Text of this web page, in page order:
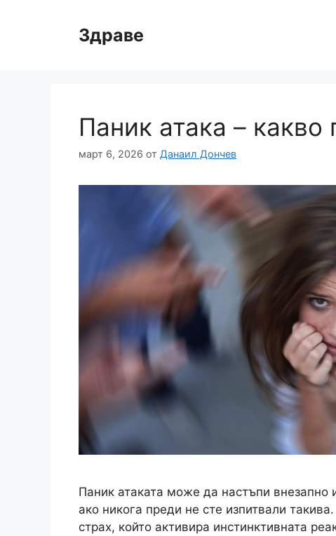
съдържаниетоЗдраве
Паник атака – какво
март 6, 2026 от Данаил Дончев
Паник атаката може да настъпи
ако никога преди не сте изпитвали
страх, който активира инстинктивната